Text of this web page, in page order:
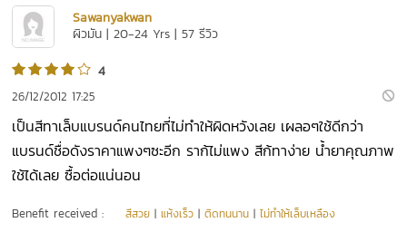
Sawanyakwan
ผิวมัน | 20-24 Yrs | 57 รีวิว
4
26/12/2012 17:25
เป็นสีทาเล็บแบรนด์คนไทยที่ไม่ทำให้ผิดหวังเลย เผลอๆใช้ดีกว่า
แบรนด์ชื่อดังราคาแพงๆซะอีก ราก้ไม่แพง สีก้ทาง่าย น้ำยาคุณภาพ
ใช้ได้เลย ซื้อต่อแน่นอน
Benefit received : สีสวย |แห้งเร็ว |ติดทนนาน |ไม่ทำให้เล็บเหลือง